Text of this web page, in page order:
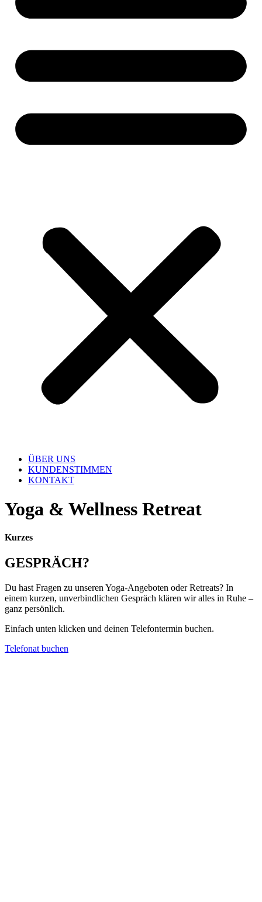
ÜBER UNS
KUNDENSTIMMEN
KONTAKT
Yoga & Wellness Retreat
Kurzes
GESPRÄCH?
Du hast Fragen zu unseren Yoga-Angeboten oder Retreats? In
einem kurzen, unverbindlichen Gespräch klären wir alles in Ruhe –
ganz persönlich.
Einfach unten klicken und deinen Telefontermin buchen.
Telefonat buchen